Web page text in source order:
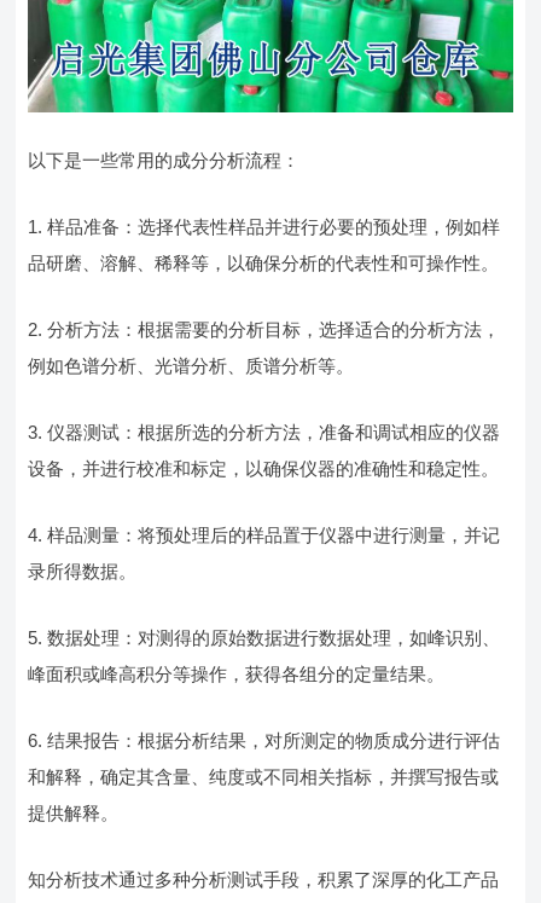
以下是一些常用的成分分析流程：
1. 样品准备：选择代表性样品并进行必要的预处理，例如样
品研磨、溶解、稀释等，以确保分析的代表性和可操作性。
2. 分析方法：根据需要的分析目标，选择适合的分析方法，
例如色谱分析、光谱分析、质谱分析等。
3. 仪器测试：根据所选的分析方法，准备和调试相应的仪器
设备，并进行校准和标定，以确保仪器的准确性和稳定性。
4. 样品测量：将预处理后的样品置于仪器中进行测量，并记
录所得数据。
5. 数据处理：对测得的原始数据进行数据处理，如峰识别、
峰面积或峰高积分等操作，获得各组分的定量结果。
6. 结果报告：根据分析结果，对所测定的物质成分进行评估
和解释，确定其含量、纯度或不同相关指标，并撰写报告或
提供解释。
知分析技术通过多种分析测试手段，积累了深厚的化工产品